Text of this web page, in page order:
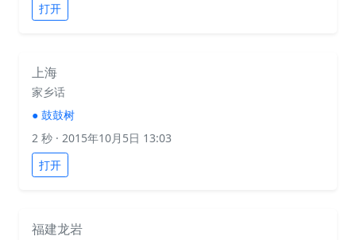
打开
上海
家乡话
● 鼓鼓树
2 秒 · 2015年10月5日 13:03
打开
福建龙岩